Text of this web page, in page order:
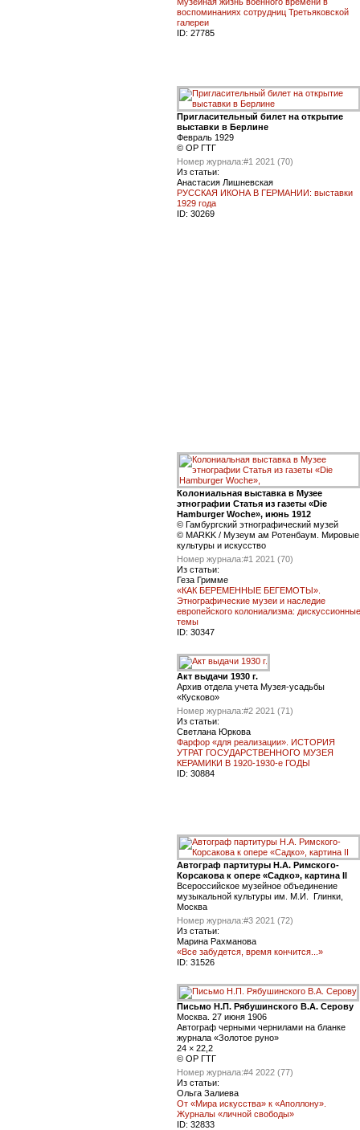
воспоминаниях сотрудниц Третьяковской
галереи
ID: 27785
Пригласительный билет на открытие
выставки в Берлине
Февраль 1929
© ОР ГТГ
Номер журнала:#1 2021 (70)
Из статьи:
Анастасия Лишневская
РУССКАЯ ИКОНА В ГЕРМАНИИ: выставки
1929 года
ID: 30269
Колониальная выставка в Музее
этнографии Статья из газеты «Die
Hamburger Woche», июнь 1912
© Гамбургский этнографический музей
© MARKK / Музеум ам Ротенбаум. Мировые
культуры и искусство
Номер журнала:#1 2021 (70)
Из статьи:
Геза Гримме
«КАК БЕРЕМЕННЫЕ БЕГЕМОТЫ».
Этнографические музеи и наследие
европейского колониализма: дискуссионные
темы
ID: 30347
Акт выдачи 1930 г.
Архив отдела учета Музея-усадьбы
«Кусково»
Номер журнала:#2 2021 (71)
Из статьи:
Светлана Юркова
Фарфор «для реализации». ИСТОРИЯ
УТРАТ ГОСУДАРСТВЕННОГО МУЗЕЯ
КЕРАМИКИ В 1920-1930-е ГОДЫ
ID: 30884
Автограф партитуры Н.А. Римского-
Корсакова к опере «Садко», картина II
Всероссийское музейное объединение
музыкальной культуры им. М.И. Глинки,
Москва
Номер журнала:#3 2021 (72)
Из статьи:
Марина Рахманова
«Все забудется, время кончится...»
ID: 31526
Письмо Н.П. Рябушинского В.А. Серову
Москва. 27 июня 1906
Автограф черными чернилами на бланке
журнала «Золотое руно»
24 × 22,2
© ОР ГТГ
Номер журнала:#4 2022 (77)
Из статьи:
Ольга Залиева
От «Мира искусства» к «Аполлону».
Журналы «личной свободы»
ID: 32833